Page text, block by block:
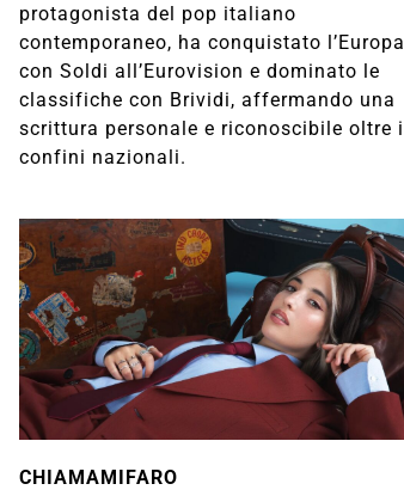
protagonista del pop italiano
contemporaneo, ha conquistato l’Europa
con Soldi all’Eurovision e dominato le
classifiche con Brividi, affermando una
scrittura personale e riconoscibile oltre i
confini nazionali.
CHIAMAMIFARO